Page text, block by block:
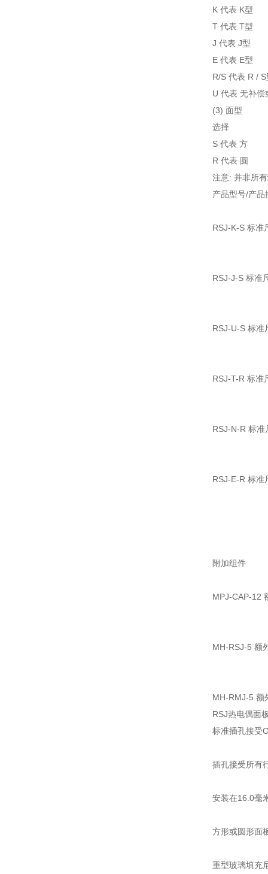
K 代表 K型
T 代表 T型
J 代表 J型
E 代表 E型
R/S 代表 R / S
U 代表 无补偿
(3) 面型
选择
S 代表 方
R 代表 圆
注意: 并非所
产品型号/产品
RSJ-K-S 标准
RSJ-J-S 标准
RSJ-U-S 标准
RSJ-T-R 标准
RSJ-N-R 标准
RSJ-E-R 标准
附加组件
MPJ-CAP-12
MH-RSJ-5 额
MH-RMJ-5 额
RSJ热电偶面
标准插孔接受
插孔接受所有
安装在16.0毫
方形或圆形面
重型玻璃填充